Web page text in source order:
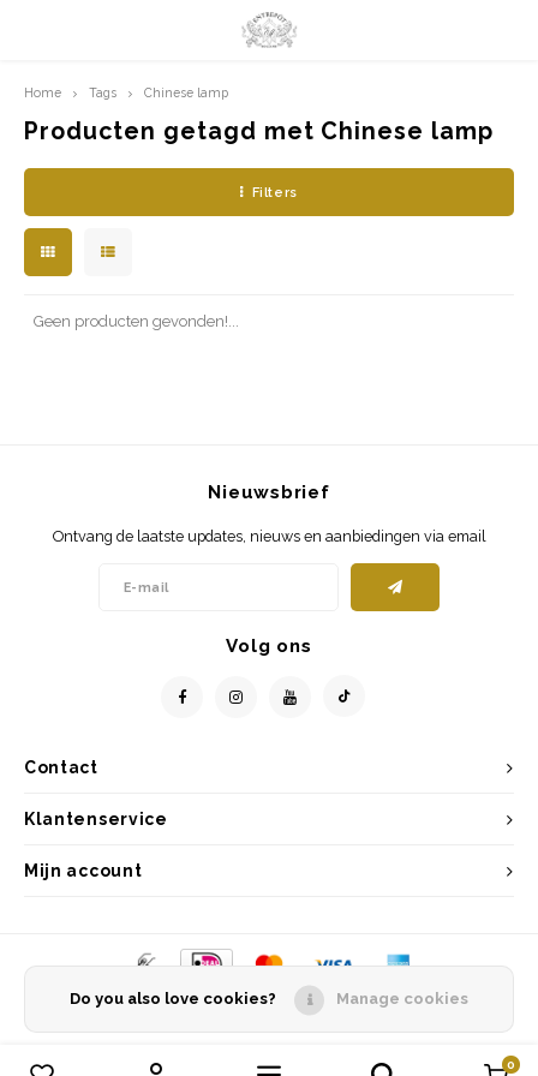
Hoofdmenu / limited prints
LIMITED PRINTS
CLASSIC LADIES
ORIENTAL
Hoofdmenu
Taal
Nederlands
0
Home Tags Chinese lamp
Producten getagd met Chinese lamp
Filters
Geen producten gevonden!...
Contact
Nieuwsbrief
Ontvang de laatste updates, nieuws en aanbiedingen via email
Volg ons
Klantenservice
Mijn account
© Copyright 2026 Entrepôt Holland - Powered byLightspeed- Theme by
Vergelijk producten 0
Do you also love cookies? Manage cookies